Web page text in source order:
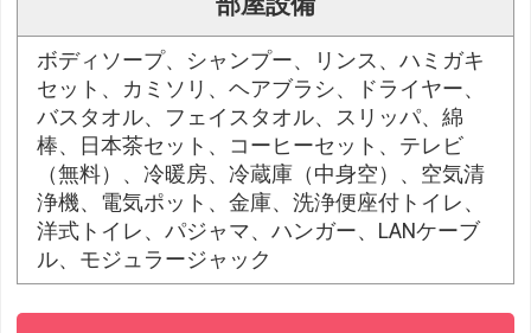
ボディソープ、シャンプー、リンス、ハミガキ
セット、カミソリ、ヘアブラシ、ドライヤー、
バスタオル、フェイスタオル、スリッパ、綿
棒、日本茶セット、コーヒーセット、テレビ
（無料）、冷暖房、冷蔵庫（中身空）、空気清
浄機、電気ポット、金庫、洗浄便座付トイレ、
洋式トイレ、パジャマ、ハンガー、LANケーブ
ル、モジュラージャック